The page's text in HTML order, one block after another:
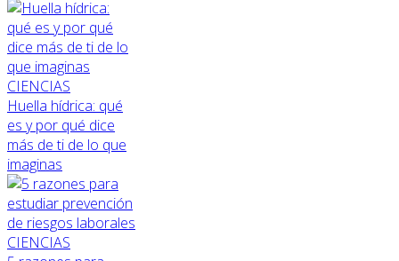
CIENCIAS
Huella hídrica: qué
es y por qué dice
más de ti de lo que
imaginas
CIENCIAS